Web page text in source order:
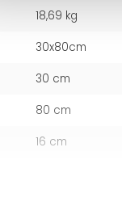
18,69 kg
30x80cm
30 cm
80 cm
16 cm